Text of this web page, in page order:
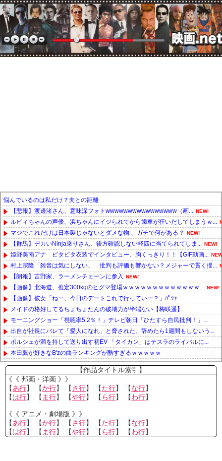
悩んでいるのは私だけ？夫との距離
【悲報】渡邊渚さん、意味深フォトwwwwwwwwwwwwwwww（画... NEW!
ルビィちゃんの声優、浜ちゃんにイジられてから歯車が狂いだしてしまうｗ...
マジでこれだけは日本製じゃないとダメな物 、ガチで何がある？ NEW!
【群馬】デカいNinja乗りさん、後方確認しない軽四に当てられてしま... NEW!
姫野美南アナ ピタピタ衣装でインタビュー、胸くっきり！！【GIF動画...
村上宗隆「雑音は気にしない」 批判も評価も響かない？メジャーで貫く揺...
【朗報】吉野家、ラーメンチェーンに参入 NEW!
【画像】北海道、推定300kgのヒグマ登場ｗｗｗｗｗｗｗｗｗｗｗｗｗ... NEW!
【画像】彼女「ねー、今日のデートこれで行っていー？」ﾊﾟｼｬ
メイドの格好してるちょちょたんの破壊力が半端ない【梅咲遥】
モーニングショー「視聴率5.2％！」テレビ朝日「ひたすら自民批判！」...
出自が社長にバレて「愛人になれ」と脅された。辞めたら1週間もしないう...
ポルシェが満を持して送り出す初EV 「タイカン」はテスラのライバルに...
本田翼が好きなB'zの曲ランキングが酷すぎるｗｗｗｗｗ
Powered by livedoor 相互RSS
【作品タイトル索引】
《《 邦画・洋画 》》
【あ行】 【か行】 【さ行】 【た行】 【な行】
【は行】 【 ま行】 【や行】 【 ら行】 【わ行】
《《 アニメ・劇場版 》》
【あ行】 【か行】 【さ行】 【た行】 【な行】
【は行】 【 ま行】 【や行】 【 ら行】 【わ行】